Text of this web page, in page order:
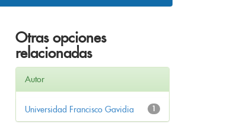
Otras opciones
relacionadas
Autor
1
Universidad Francisco Gavidia